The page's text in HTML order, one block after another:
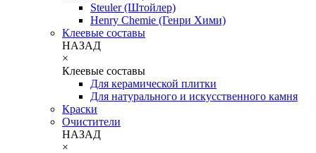
Steuler (Штойлер)
Henry Chemie (Генри Хими)
Клеевые составы
НАЗАД
×
Клеевые составы
Для керамической плитки
Для натурального и искусственного камня
Краски
Очистители
НАЗАД
×